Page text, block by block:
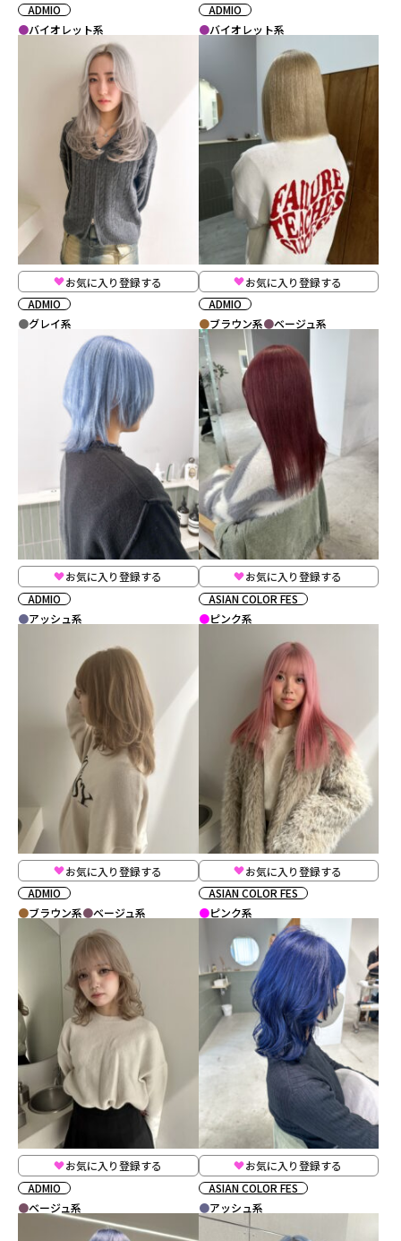
ADMIO
バイオレット系
ADMIO
バイオレット系
お気に入り登録する
ADMIO
グレイ系
お気に入り登録する
ADMIO
ブラウン系
ベージュ系
お気に入り登録する
ADMIO
アッシュ系
お気に入り登録する
ASIAN COLOR FES
ピンク系
お気に入り登録する
ADMIO
ブラウン系
ベージュ系
お気に入り登録する
ASIAN COLOR FES
ピンク系
お気に入り登録する
ADMIO
ベージュ系
お気に入り登録する
ASIAN COLOR FES
アッシュ系